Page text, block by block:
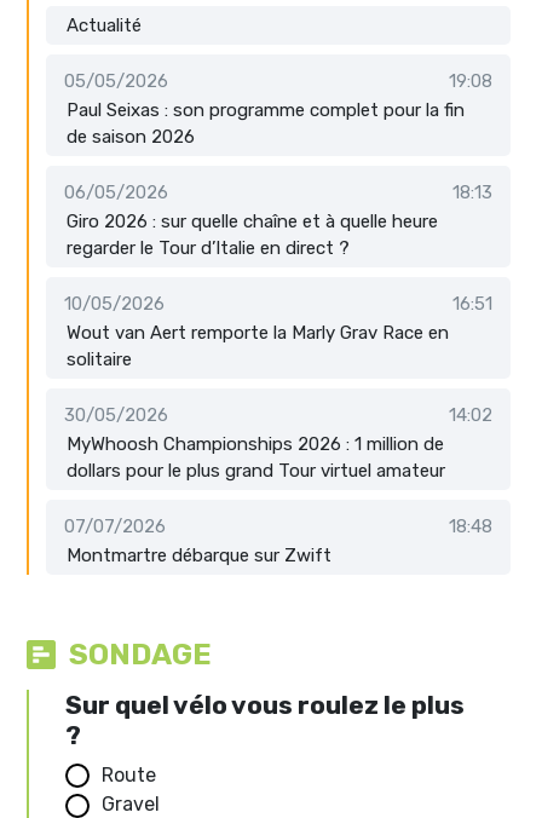
Actualité
05/05/2026
19:08
Paul Seixas : son programme complet pour la fin
de saison 2026
06/05/2026
18:13
Giro 2026 : sur quelle chaîne et à quelle heure
regarder le Tour d’Italie en direct ?
10/05/2026
16:51
Wout van Aert remporte la Marly Grav Race en
solitaire
30/05/2026
14:02
MyWhoosh Championships 2026 : 1 million de
dollars pour le plus grand Tour virtuel amateur
07/07/2026
18:48
Montmartre débarque sur Zwift
SONDAGE
Sur quel vélo vous roulez le plus
?
Route
Gravel